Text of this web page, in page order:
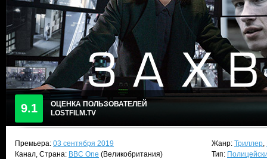
9.1
ОЦЕНКА ПОЛЬЗОВАТЕЛЕЙ
LOSTFILM.TV
Премьера: 03 сентября 2019
Канал, Страна: BBC One (Великобритания)
Жанр: Триллер,
Тип: